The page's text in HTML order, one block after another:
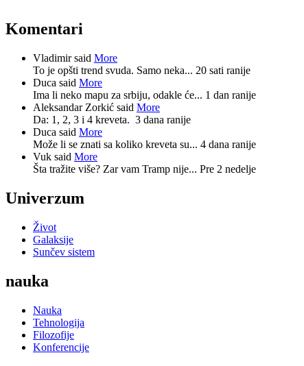
Komentari
Vladimir said More
To je opšti trend svuda. Samo neka... 20 sati ranije
Duca said More
Ima li neko mapu za srbiju, odakle će... 1 dan ranije
Aleksandar Zorkić said More
Da: 1, 2, 3 i 4 kreveta. 3 dana ranije
Duca said More
Može li se znati sa koliko kreveta su... 4 dana ranije
Vuk said More
Šta tražite više? Zar vam Tramp nije... Pre 2 nedelje
Univerzum
Život
Galaksije
Sunčev sistem
nauka
Nauka
Tehnologija
Filozofije
Konferencije